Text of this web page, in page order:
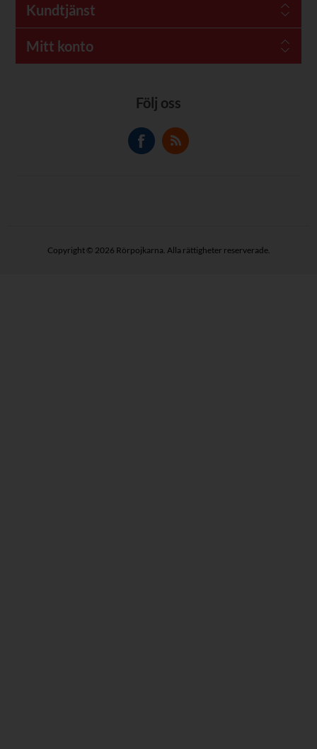
Kundtjänst
Mitt konto
Följ oss
Copyright © 2026 Rörpojkarna. Alla rättigheter reserverade.